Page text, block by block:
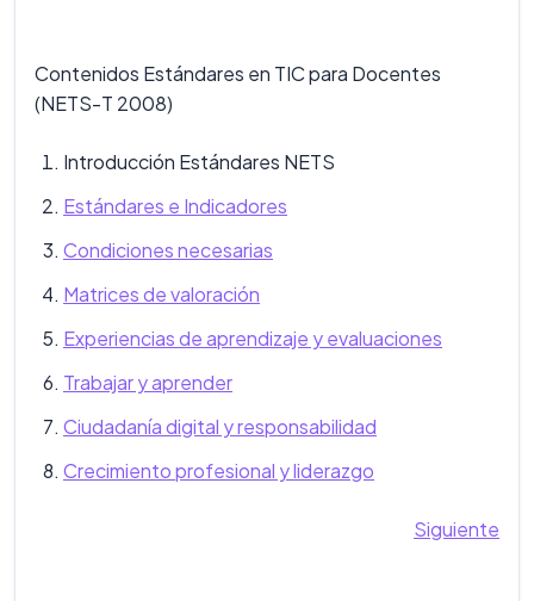
Contenidos Estándares en TIC para Docentes
(NETS-T 2008)
Introducción Estándares NETS
Estándares e Indicadores
Condiciones necesarias
Matrices de valoración
Experiencias de aprendizaje y evaluaciones
Trabajar y aprender
Ciudadanía digital y responsabilidad
Crecimiento profesional y liderazgo
Siguiente